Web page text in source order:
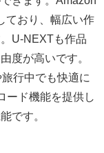
ており、幅広い作
U-NEXTも作品
度が高いです。
行中でも快適に
ド機能を提供し
です。